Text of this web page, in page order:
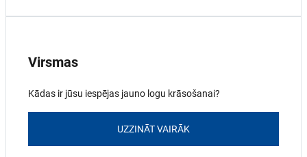
Virsmas
Kādas ir jūsu iespējas jauno logu krāsošanai?
UZZINĀT VAIRĀK